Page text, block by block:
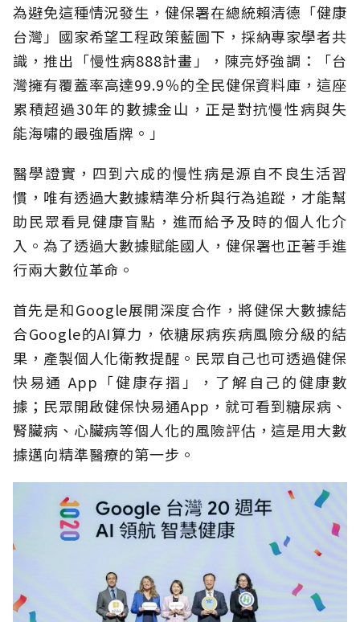
為避免這種情況發生，健保署在總統賴清德「健康
台灣」國家希望工程政策藍圖下，採納專家學者共
識，推出「慢性病888計畫」，陳亮妤強調：「台
灣擁有覆蓋率高達99.9％的全民健保資料庫，這座
累積超過30年的數據金山，正是對抗慢性病與失
能海嘯的最強盾牌。」
醫學證實，四到六成的慢性病是源自不良生活習
慣，唯有透過大數據精準分析與行為追蹤，才能幫
助民眾看見健康盲點，進而給予及時的個人化介
入。為了透過大數據賦能國人，健保署也正著手進
行兩大數位革命。
首先是和Google展開深度合作，將健保大數據結
合Google的AI算力，依糖尿病疾病風險分級的結
果，產製個人化衛教提醒。民眾自己也可透過健保
快易通 App「健康存摺」，了解自己的健康數
據；民眾開啟健保快易通App，就可看到糖尿病、
腎臟病、心臟病等個人化的風險評估，這是用大數
據邁向精準醫療的第一步。